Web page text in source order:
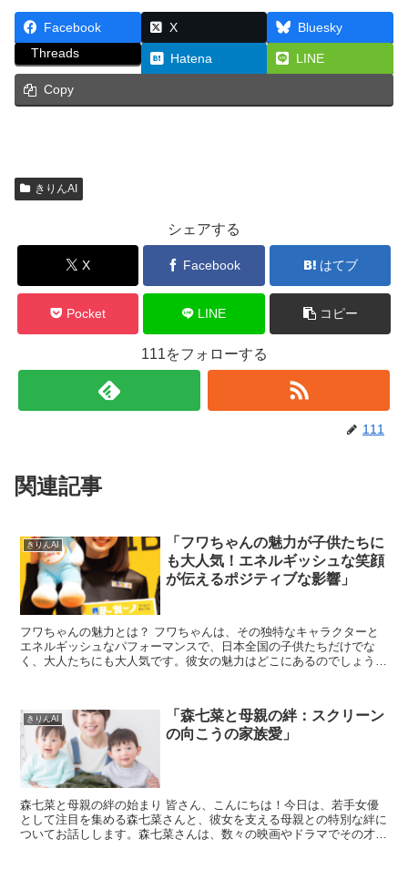
Facebook X
Bluesky
Threads
Hatena LINE
Copy
きりんAI
シェアする
X Facebook はてブ
Pocket LINE コピー
111をフォローする
111
関連記事
きりんAI
「フワちゃんの魅力が子供たちに
も大人気！エネルギッシュな笑顔
が伝えるポジティブな影響」
フワちゃんの魅力とは？ フワちゃんは、その独特なキャラクターと
エネルギッシュなパフォーマンスで、日本全国の子供たちだけでな
く、大人たちにも大人気です。彼女の魅力はどこにあるのでしょう
きりんAI
「森七菜と母親の絆：スクリーン
の向こうの家族愛」
森七菜と母親の絆の始まり 皆さん、こんにちは！今日は、若手女優
として注目を集める森七菜さんと、彼女を支える母親との特別な絆に
ついてお話しします。森七菜さんは、数々の映画やドラマでその才能